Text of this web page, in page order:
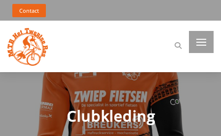
Contact
Clubkleding